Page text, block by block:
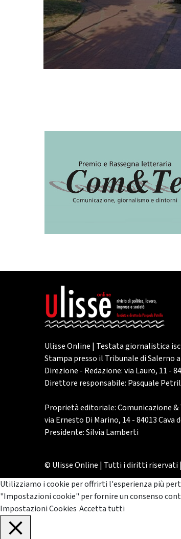
Ulisse Online | Testata giornalistica
Stampa presso il Tribunale di Salerno
Direzione - Redazione: via Lauro, 11 -
Direttore responsabile: Pasquale
Proprietà editoriale: Comunicazione
via Ernesto Di Marino, 14 - 84013 Cava
Presidente: Silvia Lamberti
© Ulisse Online | Tutti i diritti riservati
Utilizziamo i cookie per offrirti l'esperienza più
"Impostazioni cookie" per fornire un consenso
Impostazioni Cookies Accetta tutti